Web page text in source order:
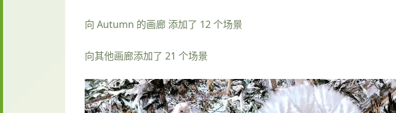
向 Autumn 的画廊 添加了 12 个场景
向其他画廊添加了 21 个场景